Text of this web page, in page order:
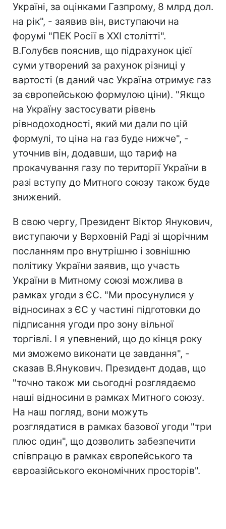
Україні, за оцінками Газпрому, 8 млрд дол.
на рік", - заявив він, виступаючи на
форумі "ПЕК Росії в XXI столітті".
В.Голубєв пояснив, що підрахунок цієї
суми утворений за рахунок різниці у
вартості (в даний час Україна отримує газ
за європейською формулою ціни). "Якщо
на Україну застосувати рівень
рівнодоходності, який ми дали по цій
формулі, то ціна на газ буде нижче", -
уточнив він, додавши, що тариф на
прокачування газу по території України в
разі вступу до Митного союзу також буде
знижений.
В свою чергу, Президент Віктор Янукович,
виступаючи у Верховній Раді зі щорічним
посланням про внутрішню і зовнішню
політику України заявив, що участь
України в Митному союзі можлива в
рамках угоди з ЄС. "Ми просунулися у
відносинах з ЄС у частині підготовки до
підписання угоди про зону вільної
торгівлі. І я упевнений, що до кінця року
ми зможемо виконати це завдання", -
сказав В.Янукович. Президент додав, що
"точно також ми сьогодні розглядаємо
наші відносини в рамках Митного союзу.
На наш погляд, вони можуть
розглядатися в рамках базової угоди "три
плюс один", що дозволить забезпечити
співпрацю в рамках європейського та
євроазійського економічних просторів".